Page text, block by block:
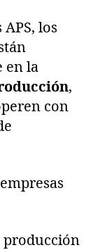
los
en la
,
con
producción